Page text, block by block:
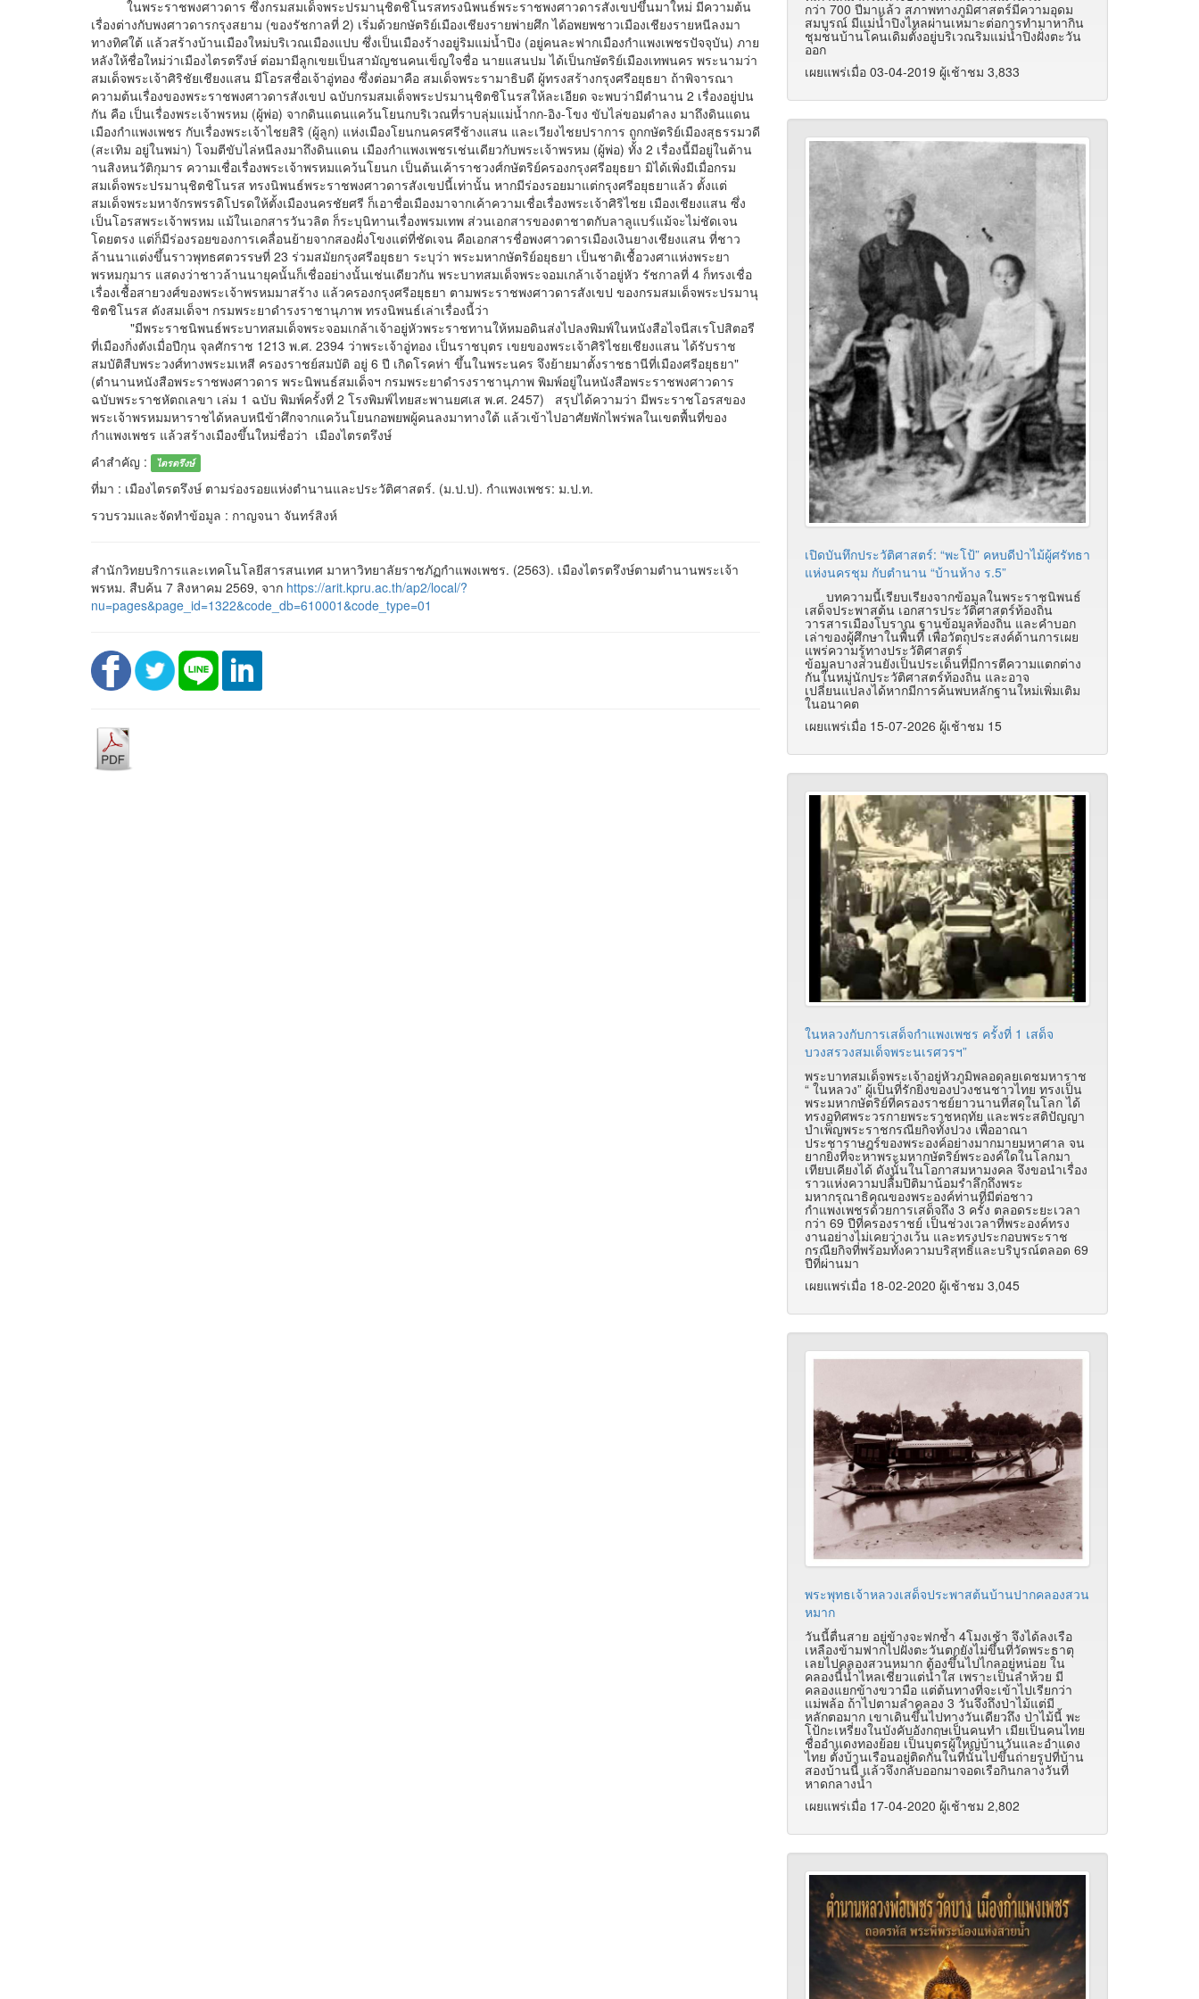
ในพระราชพงศาวดาร ซึ่งกรมสมเด็จพระปรมานุชิตชิโนรสทรงนิพนธ์พระราชพงศาวดารสังเขปขึ้นมาใหม่ มีความต้น
เรื่องต่างกับพงศาวดารกรุงสยาม (ของรัชกาลที่ 2) เริ่มด้วยกษัตริย์เมืองเชียงรายพ่ายศึก ได้อพยพชาวเมืองเชียงรายหนีลงมา
ทางทิศใต้ แล้วสร้างบ้านเมืองใหม่บริเวณเมืองแปบ ซึ่งเป็นเมืองร้างอยู่ริมแม่น้ำปิง (อยู่คนละฟากเมืองกำแพงเพชรปัจจุบัน) ภาย
หลังให้ชื่อใหม่ว่าเมืองไตรตรึงษ์ ต่อมามีลูกเขยเป็นสามัญชนคนเข็ญใจชื่อ นายแสนปม ได้เป็นกษัตริย์เมืองเทพนคร พระนามว่า
สมเด็จพระเจ้าศิริชัยเชียงแสน มีโอรสชื่อเจ้าอู่ทอง ซึ่งต่อมาคือ สมเด็จพระรามาธิบดี ผู้ทรงสร้างกรุงศรีอยุธยา ถ้าพิจารณา
ความต้นเรื่องของพระราชพงศาวดารสังเขป ฉบับกรมสมเด็จพระปรมานุชิตชิโนรสให้ละเอียด จะพบว่ามีตำนาน 2 เรื่องอยู่ปน
กัน คือ เป็นเรื่องพระเจ้าพรหม (ผู้พ่อ) จากดินแดนแคว้นโยนกบริเวณที่ราบลุ่มแม่น้ำกก-อิง-โขง ขับไล่ขอมดำลง มาถึงดินแดน
เมืองกำแพงเพชร กับเรื่องพระเจ้าไชยสิริ (ผู้ลูก) แห่งเมืองโยนกนครศรีช้างแสน และเวียงไชยปราการ ถูกกษัตริย์เมืองสุธรรมวดี
(สะเทิม อยู่ในพม่า) โจมตีขับไล่หนีลงมาถึงดินแดน เมืองกำแพงเพชรเช่นเดียวกับพระเจ้าพรหม (ผู้พ่อ) ทั้ง 2 เรื่องนี้มีอยู่ในต้าน
านสิงหนวัติกุมาร ความเชื่อเรื่องพระเจ้าพรหมแคว้นโยนก เป็นต้นเค้าราชวงศ์กษัตริย์ครองกรุงศรีอยุธยา มิได้เพิ่งมีเมื่อกรม
สมเด็จพระปรมานุชิตชิโนรส ทรงนิพนธ์พระราชพงศาวดารสังเขปนี้เท่านั้น หากมีร่องรอยมาแต่กรุงศรีอยุธยาแล้ว ตั้งแต่
สมเด็จพระมหาจักรพรรดิโปรดให้ตั้งเมืองนครชัยศรี ก็เอาชื่อเมืองมาจากเค้าความเชื่อเรื่องพระเจ้าศิริไชย เมืองเชียงแสน ซึ่ง
เป็นโอรสพระเจ้าพรหม แม้ในเอกสารวันวลิต ก็ระบุนิทานเรื่องพรมเทพ ส่วนเอกสารของตาชาตกับลาลูแบร์แม้จะไม่ชัดเจน
โดยตรง แต่ก็มีร่องรอยของการเคลื่อนย้ายจากสองฝั่งโขงแต่ที่ชัดเจน คือเอกสารชื่อพงศาวดารเมืองเงินยางเชียงแสน ที่ชาว
ล้านนาแต่งขึ้นราวพุทธศตวรรษที่ 23 ร่วมสมัยกรุงศรีอยุธยา ระบุว่า พระมหากษัตริย์อยุธยา เป็นชาติเชื้อวงศาแห่งพระยา
พรหมกุมาร แสดงว่าชาวล้านนายุคนั้นก็เชื่ออย่างนั้นเช่นเดียวกัน พระบาทสมเด็จพระจอมเกล้าเจ้าอยู่หัว รัชกาลที่ 4 ก็ทรงเชื่อ
เรื่องเชื้อสายวงศ์ของพระเจ้าพรหมมาสร้าง แล้วครองกรุงศรีอยุธยา ตามพระราชพงศาวดารสังเขป ของกรมสมเด็จพระปรมานุ
ชิตชิโนรส ดังสมเด็จฯ กรมพระยาดำรงราชานุภาพ ทรงนิพนธ์เล่าเรื่องนี้ว่า
"มีพระราชนิพนธ์พระบาทสมเด็จพระจอมเกล้าเจ้าอยู่หัวพระราชทานให้หมอดินส่งไปลงพิมพ์ในหนังสือไจนีสเรโปสิตอรี
ที่เมืองกิ่งตังเมื่อปีกุน จุลศักราช 1213 พ.ศ. 2394 ว่าพระเจ้าอู่ทอง เป็นราชบุตร เขยของพระเจ้าศิริไชยเชียงแสน ได้รับราช
สมบัติสืบพระวงศ์ทางพระมเหสี ครองราชย์สมบัติ อยู่ 6 ปี เกิดโรคห่า ขึ้นในพระนคร จึงย้ายมาตั้งราชธานีที่เมืองศรีอยุธยา"
(ตำนานหนังสือพระราชพงศาวดาร พระนิพนธ์สมเด็จฯ กรมพระยาดำรงราชานุภาพ พิมพ์อยู่ในหนังสือพระราชพงศาวดาร
ฉบับพระราชหัตถเลขา เล่ม 1 ฉบับ พิมพ์ครั้งที่ 2 โรงพิมพ์ไทยสะพานยศเส พ.ศ. 2457) สรุปได้ความว่า มีพระราชโอรสของ
พระเจ้าพรหมมหาราชได้หลบหนีข้าศึกจากแคว้นโยนกอพยพผู้คนลงมาทางใต้ แล้วเข้าไปอาศัยพักไพร่พลในเขตพื้นที่ของ
กำแพงเพชร แล้วสร้างเมืองขึ้นใหม่ชื่อว่า เมืองไตรตรึงษ์
คำสำคัญ :
ไตรตรึงษ์
ที่มา : เมืองไตรตรึงษ์ ตามร่องรอยแห่งตำนานและประวัติศาสตร์. (ม.ป.ป). กำแพงเพชร: ม.ป.ท.
รวบรวมและจัดทำข้อมูล : กาญจนา จันทร์สิงห์
สำนักวิทยบริการและเทคโนโลยีสารสนเทศ มาหาวิทยาลัยราชภัฏกำแพงเพชร. (2563). เมืองไตรตรึงษ์ตามตำนานพระเจ้า
พรหม. สืบค้น 7 สิงหาคม 2569, จาก https://arit.kpru.ac.th/ap2/local/?
nu=pages&page_id=1322&code_db=610001&code_type=01
กว่า 700 ปีมาแล้ว สภาพทางภูมิศาสตร์มีความอุดม
สมบูรณ์ มีแม่น้ำปิงไหลผ่านเหมาะต่อการทำมาหากิน
ชุมชนบ้านโคนเดิมตั้งอยู่บริเวณริมแม่น้ำปิงฝั่งตะวัน
ออก
เผยแพร่เมื่อ 03-04-2019 ผู้เช้าชม 3,833
เปิดบันทึกประวัติศาสตร์: “พะโป้” คหบดีป่าไม้ผู้ศรัทธา
แห่งนครชุม กับตำนาน “บ้านห้าง ร.5”
บทความนี้เรียบเรียงจากข้อมูลในพระราชนิพนธ์
เสด็จประพาสต้น เอกสารประวัติศาสตร์ท้องถิ่น
วารสารเมืองโบราณ ฐานข้อมูลท้องถิ่น และคำบอก
เล่าของผู้ศึกษาในพื้นที่ เพื่อวัตถุประสงค์ด้านการเผย
แพร่ความรู้ทางประวัติศาสตร์
ข้อมูลบางส่วนยังเป็นประเด็นที่มีการตีความแตกต่าง
กันในหมู่นักประวัติศาสตร์ท้องถิ่น และอาจ
เปลี่ยนแปลงได้หากมีการค้นพบหลักฐานใหม่เพิ่มเติม
ในอนาคต
เผยแพร่เมื่อ 15-07-2026 ผู้เช้าชม 15
ในหลวงกับการเสด็จกำแพงเพชร ครั้งที่ 1 เสด็จ
บวงสรวงสมเด็จพระนเรศวรฯ”
พระบาทสมเด็จพระเจ้าอยู่หัวภูมิพลอดุลยเดชมหาราช
“ ในหลวง” ผู้เป็นที่รักยิ่งของปวงชนชาวไทย ทรงเป็น
พระมหากษัตริย์ที่ครองราชย์ยาวนานที่สดุในโลก ได้
ทรงอุทิศพระวรกายพระราชหฤทัย และพระสติปัญญา
บำเพ็ญพระราชกรณียกิจทั้งปวง เพื่ออาณา
ประชาราษฎร์ของพระองค์อย่างมากมายมหาศาล จน
ยากยิ่งที่จะหาพระมหากษัตริย์พระองค์ใดในโลกมา
เทียบเคียงได้ ดังนั้นในโอกาสมหามงคล จึงขอนำเรื่อง
ราวแห่งความปลื้มปิติมาน้อมรำลึกถึงพระ
มหากรุณาธิคุณของพระองค์ท่านที่มีต่อชาว
กำแพงเพชรด้วยการเสด็จถึง 3 ครั้ง ตลอดระยะเวลา
กว่า 69 ปีที่ครองราชย์ เป็นช่วงเวลาที่พระองค์ทรง
งานอย่างไม่เคยว่างเว้น และทรงประกอบพระราช
กรณียกิจที่พร้อมทั้งความบริสุทธิ์และบริบูรณ์ตลอด 69
ปีที่ผ่านมา
เผยแพร่เมื่อ 18-02-2020 ผู้เช้าชม 3,045
พระพุทธเจ้าหลวงเสด็จประพาสต้นบ้านปากคลองสวน
หมาก
วันนี้ตื่นสาย อยู่ข้างจะฟกช้ำ 4โมงเช้า จึงได้ลงเรือ
เหลืองข้ามฟากไปฝั่งตะวันตกยังไม่ขึ้นที่วัดพระธาตุ
เลยไปคลองสวนหมาก ต้องขึ้นไปไกลอยู่หน่อย ใน
คลองนี้น้ำไหลเชี่ยวแต่น้ำใส เพราะเป็นลำห้วย มี
คลองแยกข้างขวามือ แต่ต้นทางที่จะเข้าไปเรียกว่า
แม่พล้อ ถ้าไปตามลำคลอง 3 วันจึงถึงป่าไม้แต่มี
หลักตอมาก เขาเดินขึ้นไปทางวันเดียวถึง ป่าไม้นี้ พะ
โป้กะเหรี่ยงในบังคับอังกฤษเป็นคนทำ เมียเป็นคนไทย
ชื่ออำแดงทองย้อย เป็นบุตรผู้ใหญ่บ้านวันและอำแดง
ไทย ตั้งบ้านเรือนอยู่ติดกันในที่นั้นไปขึ้นถ่ายรูปที่บ้าน
สองบ้านนี้ แล้วจึงกลับออกมาจอดเรือกินกลางวันที่
หาดกลางน้ำ
เผยแพร่เมื่อ 17-04-2020 ผู้เช้าชม 2,802